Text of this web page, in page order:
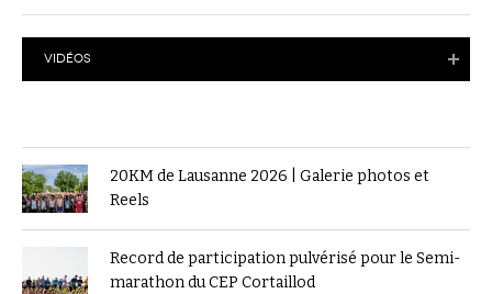
VIDÉOS
20KM de Lausanne 2026 | Galerie photos et
Reels
Record de participation pulvérisé pour le Semi-
marathon du CEP Cortaillod